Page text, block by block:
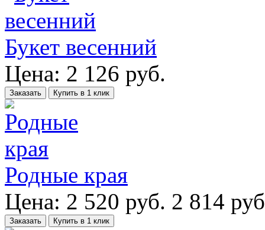
Букет весенний
Цена: 2 126 руб.
Заказать Купить в 1 клик
Родные края
Цена: 2 520 руб. 2 814
Заказать Купить в 1 клик